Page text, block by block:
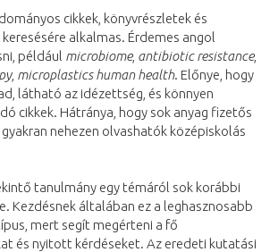
cikkek, könyvrészletek és
alkalmas. Érdemes angol
például microbiome, antibiotic resistance,
, microplastics human health. Előnye, hogy
látható az idézettség, és könnyen
cikkek. Hátránya, hogy sok anyag fizetős
nehezen olvashatók középiskolás
tanulmány egy témáról sok korábbi
Kezdésnek általában ez a leghasznosabb
mert segít megérteni a fő
és nyitott kérdéseket. Az eredeti kutatási